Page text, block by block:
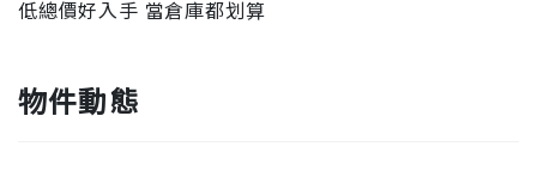
低總價好入手 當倉庫都划算
物件動態